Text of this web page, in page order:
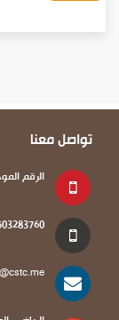
تواصل معنا
الرقم الموحد :
/ 0563333922